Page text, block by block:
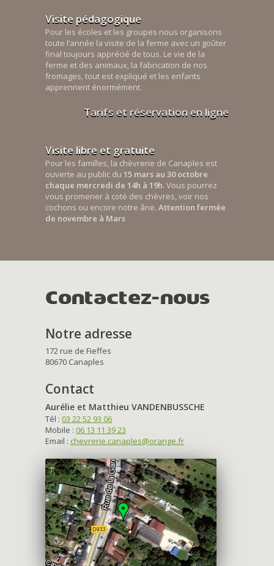
Visite pédagogique
Pour les écoles et les groupes nous organisons
toute l’année la visite de la ferme avec un goûter
final toujours apprécié de tous. Le vie de la
ferme et des animaux, la fabrication de nos
fromages, tout est expliqué et les enfants
apprennent énormément.
Tarifs et réservation en ligne
Visite libre et gratuite
Pour les familles, la chèvrerie de Canaples est
ouverte au public du 15 mars au 30 octobre
chaque mercredi de 14h à 19h. Vous pourrez
vous promener à coté des chèvres, voir nos
cochons ou encore notre âne. Attention fermée
de novembre à Mars
Contactez-nous
Notre adresse
172 rue de Fieffes
80670 Canaples
Contact
Aurélie et Matthieu VANDENBUSSCHE
Tél : 03 22 52 93 06
Mobile : 06 13 11 39 23
Email : chevrerie.canaples@orange.fr